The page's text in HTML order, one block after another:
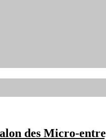
des Micro-